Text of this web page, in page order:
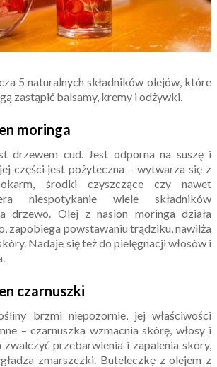
5 naturalnych składników olejów, które
zastąpić balsamy, kremy i odżywki.
moringa
drzewem cud. Jest odporna na suszę i
części jest pożyteczna – wytwarza się z
środki czyszczące czy nawet
niespotykanie wiele składników
drzewo. Olej z nasion moringa działa
zapobiega powstawaniu trądziku, nawilża
Nadaje się też do pielęgnacji włosów i
czarnuszki
brzmi niepozornie, jej właściwości
– czarnuszka wzmacnia skórę, włosy i
zwalczyć przebarwienia i zapalenia skóry,
zmarszczki. Buteleczkę z olejem z